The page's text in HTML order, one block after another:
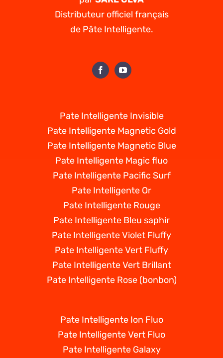
Distributeur officiel français
de Pâte Intelligente.
Pate Intelligente Invisible
Pate Intelligente Magnetic Gold
Pate Intelligente Magnetic Blue
Pate Intelligente Magic fluo
Pate Intelligente Pacific Surf
Pate Intelligente Or
Pate Intelligente Rouge
Pate Intelligente Bleu saphir
Pate Intelligente Violet Fluffy
Pate Intelligente Vert Fluffy
Pate Intelligente Vert Brillant
Pate Intelligente Rose (bonbon)
Pate Intelligente Ion Fluo
Pate Intelligente Vert Fluo
Pate Intelligente Galaxy